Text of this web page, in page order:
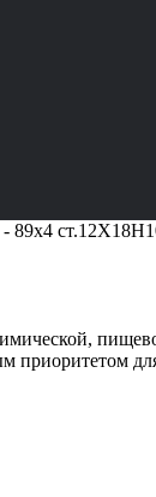
89х4